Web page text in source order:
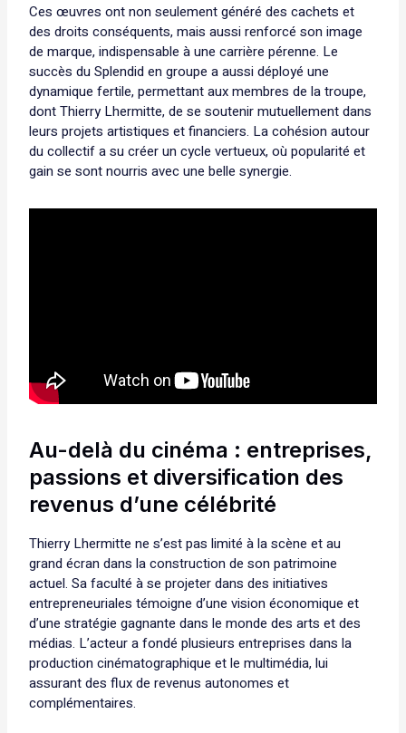
Ces œuvres ont non seulement généré des cachets et
des droits conséquents, mais aussi renforcé son image
de marque, indispensable à une carrière pérenne. Le
succès du Splendid en groupe a aussi déployé une
dynamique fertile, permettant aux membres de la troupe,
dont Thierry Lhermitte, de se soutenir mutuellement dans
leurs projets artistiques et financiers. La cohésion autour
du collectif a su créer un cycle vertueux, où popularité et
gain se sont nourris avec une belle synergie.
Au-delà du cinéma : entreprises,
passions et diversification des
revenus d’une célébrité
Thierry Lhermitte ne s’est pas limité à la scène et au
grand écran dans la construction de son patrimoine
actuel. Sa faculté à se projeter dans des initiatives
entrepreneuriales témoigne d’une vision économique et
d’une stratégie gagnante dans le monde des arts et des
médias. L’acteur a fondé plusieurs entreprises dans la
production cinématographique et le multimédia, lui
assurant des flux de revenus autonomes et
complémentaires.